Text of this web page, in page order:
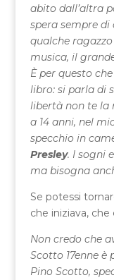
abito dall’altra
spera sempre di
qualche
musica, il
È per questo
libro: si parla di
libertà non te la
a 14 anni, nel
specchio in
Presley. I sogni
ma bisogna
Se potessi
che iniziava,
Non credo che
Scotto 17enne
Pino Scotto,